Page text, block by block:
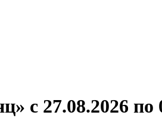
с 27.08.2026 по